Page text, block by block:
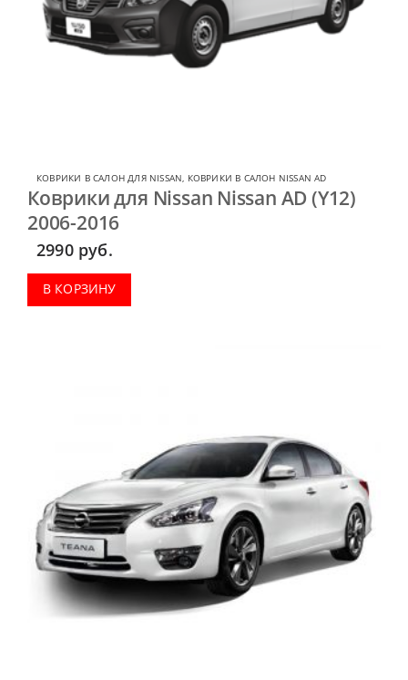
КОВРИКИ В САЛОН ДЛЯ NISSAN, КОВРИКИ В САЛОН NISSAN AD
Коврики для Nissan Nissan AD (Y12)
2006-2016
2990 руб.
В КОРЗИНУ